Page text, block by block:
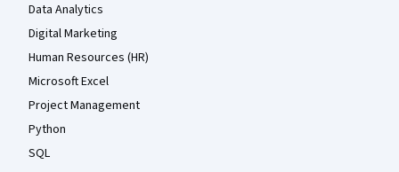
Data Analytics
Digital Marketing
Human Resources (HR)
Microsoft Excel
Project Management
Python
SQL